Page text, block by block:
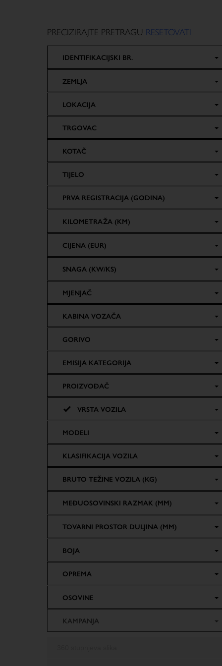
PRECIZIRAJTE PRETRAGU RESETOVATI
IDENTIFIKACIJSKI BR.
ZEMLJA
LOKACIJA
TRGOVAC
KOTAČ
TIJELO
PRVA REGISTRACIJA (GODINA)
KILOMETRAŽA (KM)
CIJENA (EUR)
SNAGA (KW/KS)
MJENJAČ
KABINA VOZAČA
GORIVO
EMISIJA KATEGORIJA
PROIZVOĐAČ
VRSTA VOZILA
MODELI
KLASIFIKACIJA VOZILA
BRUTO TEŽINE VOZILA (KG)
MEĐUOSOVINSKI RAZMAK (MM)
TOVARNI PROSTOR DULJINA (MM)
BOJA
OPREMA
OSOVINE
KAMPANJA